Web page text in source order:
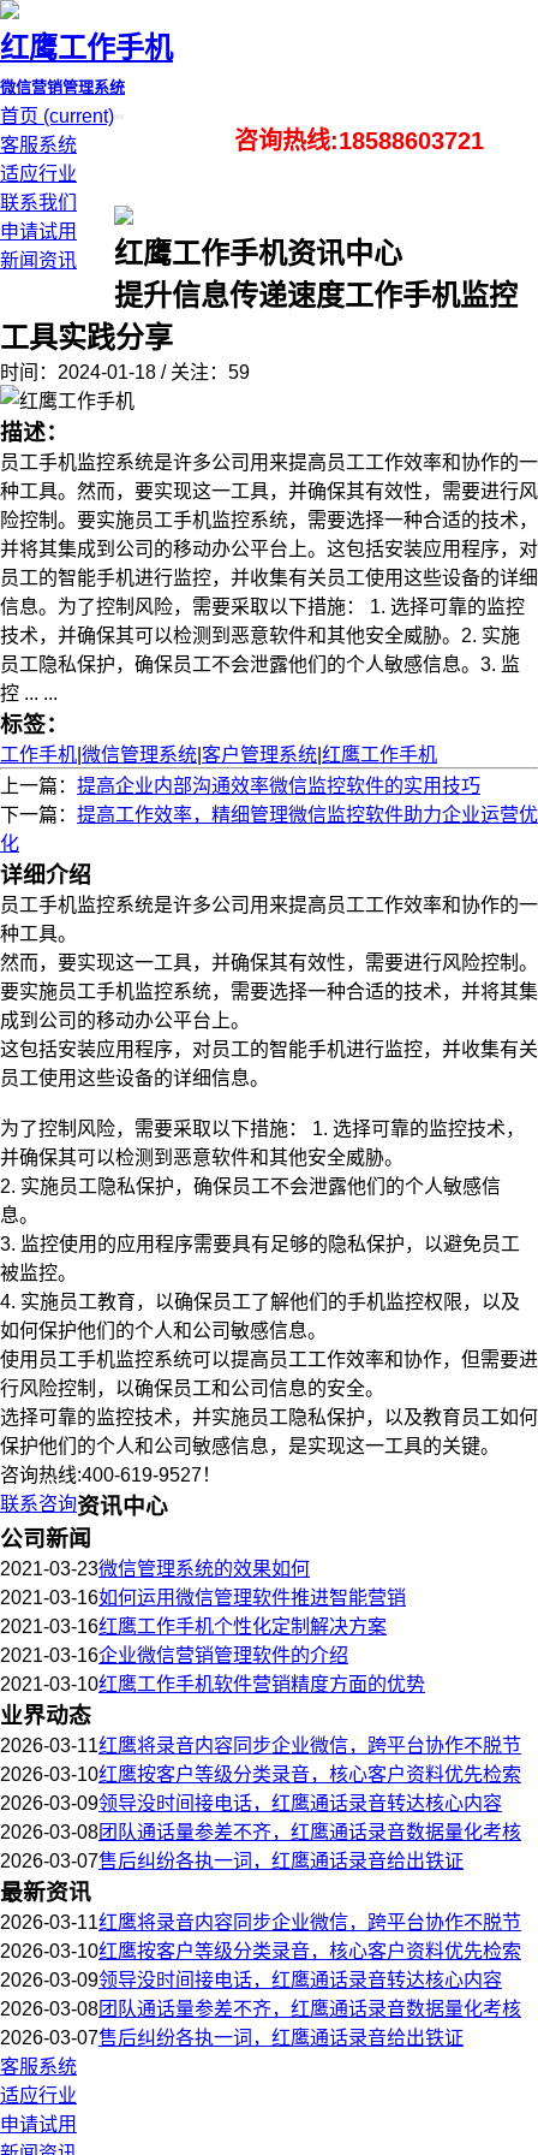
红鹰工作手机
微信营销管理系统
首页 (current)
客服系统
适应行业
联系我们
申请试用
新闻资讯
咨询热线:18588603721
红鹰工作手机资讯中心
提升信息传递速度工作手机监控
工具实践分享
时间：2024-01-18 / 关注：59
描述：
员工手机监控系统是许多公司用来提高员工工作效率和协作的一
种工具。然而，要实现这一工具，并确保其有效性，需要进行风
险控制。要实施员工手机监控系统，需要选择一种合适的技术，
并将其集成到公司的移动办公平台上。这包括安装应用程序，对
员工的智能手机进行监控，并收集有关员工使用这些设备的详细
信息。为了控制风险，需要采取以下措施： 1. 选择可靠的监控
技术，并确保其可以检测到恶意软件和其他安全威胁。2. 实施
员工隐私保护，确保员工不会泄露他们的个人敏感信息。3. 监
控 ... ...
标签：
工作手机 微信管理系统 客户管理系统 红鹰工作手机
上一篇： 提高企业内部沟通效率微信监控软件的实用技巧
下一篇： 提高工作效率，精细管理微信监控软件助力企业运营优
化
详细介绍
员工手机监控系统是许多公司用来提高员工工作效率和协作的一
种工具。
然而，要实现这一工具，并确保其有效性，需要进行风险控制。
要实施员工手机监控系统，需要选择一种合适的技术，并将其集
成到公司的移动办公平台上。
这包括安装应用程序，对员工的智能手机进行监控，并收集有关
员工使用这些设备的详细信息。
为了控制风险，需要采取以下措施： 1. 选择可靠的监控技术，
并确保其可以检测到恶意软件和其他安全威胁。
2. 实施员工隐私保护，确保员工不会泄露他们的个人敏感信
息。
3. 监控使用的应用程序需要具有足够的隐私保护，以避免员工
被监控。
4. 实施员工教育，以确保员工了解他们的手机监控权限，以及
如何保护他们的个人和公司敏感信息。
使用员工手机监控系统可以提高员工工作效率和协作，但需要进
行风险控制，以确保员工和公司信息的安全。
选择可靠的监控技术，并实施员工隐私保护，以及教育员工如何
保护他们的个人和公司敏感信息，是实现这一工具的关键。
咨询热线:400-619-9527！
联系咨询资讯中心
公司新闻
2021-03-23微信管理系统的效果如何
2021-03-16如何运用微信管理软件推进智能营销
2021-03-16红鹰工作手机个性化定制解决方案
2021-03-16企业微信营销管理软件的介绍
2021-03-10红鹰工作手机软件营销精度方面的优势
业界动态
2026-03-11红鹰将录音内容同步企业微信，跨平台协作不脱节
2026-03-10红鹰按客户等级分类录音，核心客户资料优先检索
2026-03-09领导没时间接电话，红鹰通话录音转达核心内容
2026-03-08团队通话量参差不齐，红鹰通话录音数据量化考核
2026-03-07售后纠纷各执一词，红鹰通话录音给出铁证
最新资讯
2026-03-11红鹰将录音内容同步企业微信，跨平台协作不脱节
2026-03-10红鹰按客户等级分类录音，核心客户资料优先检索
2026-03-09领导没时间接电话，红鹰通话录音转达核心内容
2026-03-08团队通话量参差不齐，红鹰通话录音数据量化考核
2026-03-07售后纠纷各执一词，红鹰通话录音给出铁证
客服系统
适应行业
申请试用